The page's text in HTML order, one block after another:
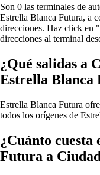
Son 0 las terminales de
Estrella Blanca Futura, a
direcciones. Haz click en
direcciones al terminal
¿Qué salidas a
Estrella Blanca
Estrella Blanca Futura
todos los orígenes de
¿Cuánto
Futura a